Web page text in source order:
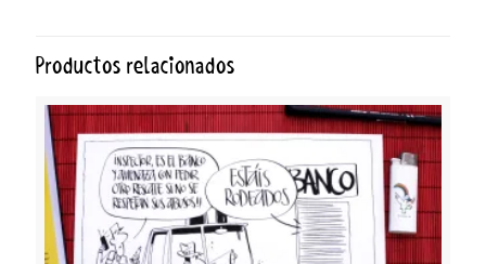
Productos relacionados